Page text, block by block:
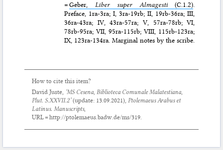
=Geber,Liber super Almagesti(C.1.2).
Preface, 1ra-3ra; I, 3ra-19rb; II, 19rb-36ra; III,
36ra-43ra; IV, 43ra-57ra; V, 57ra-78rb; VI,
78rb-95ra; VII, 95ra-115rb; VIII, 115rb-123ra;
IX, 123ra-134ra. Marginal notes by the scribe.
How to cite this item?
David Juste, ‘MS Cesena, Biblioteca Comunale Malatestiana,
Plut. S.XXVII.2’(update: 13.09.2021),Ptolemaeus Arabus et
Latinus. Manuscripts,
URL = http://ptolemaeus.badw.de/ms/319.